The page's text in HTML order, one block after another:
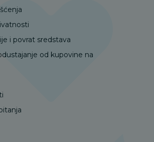
i povrat sredstava
od kupovine na